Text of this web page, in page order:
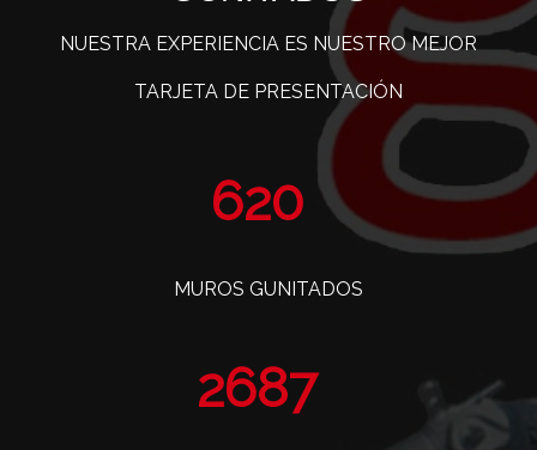
NUESTRA EXPERIENCIA ES NUESTRO MEJOR
TARJETA DE PRESENTACIÓN
760
MUROS GUNITADOS
3295